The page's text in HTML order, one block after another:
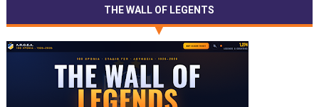
THE WALL OF LEGENTS